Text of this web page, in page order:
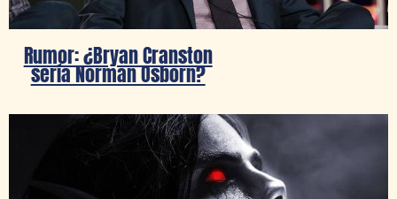
Rumor: ¿Bryan Cranston
sería Norman Osborn?